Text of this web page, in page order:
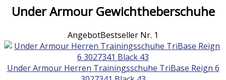
Under Armour Gewichtheberschuhe
AngebotBestseller Nr. 1
Under Armour Herren Trainingsschuhe TriBase Reign 6